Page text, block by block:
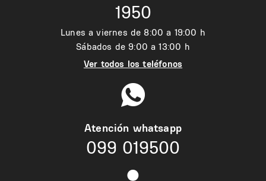
1950
Lunes a viernes de 8:00 a 19:00 h
Sábados de 9:00 a 13:00 h
Ver todos los teléfonos
Atención whatsapp
099 019500